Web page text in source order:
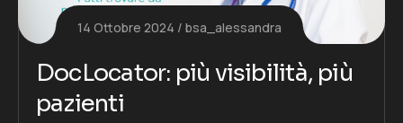
14 Ottobre 2024 bsa_alessandra
DocLocator: più visibilità, più
pazienti